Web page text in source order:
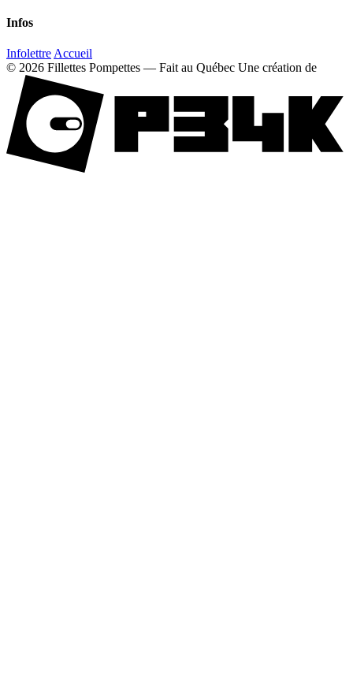
Infos
Infolettre Accueil
© 2026 Fillettes Pompettes — Fait au Québec Une création de